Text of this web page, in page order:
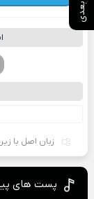
زبان اصل با
پست های